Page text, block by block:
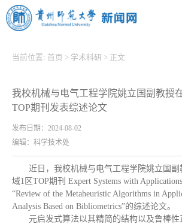
当前位置: 首页 > 学术科研 > 正文
我校机械与电气工程学院姚立国副教授
TOP期刊发表综述论文
发布日期：2024-08-02
编辑：科学技术处
近日，我校机械与电气工程学院姚立国
域1区TOP期刊 Expert Systems with
“Review of the Metaheuristic Algorithms in
Analysis Based on Bibliometrics”的综述论文。
元启发式算法以其精简的结构以及鲁棒